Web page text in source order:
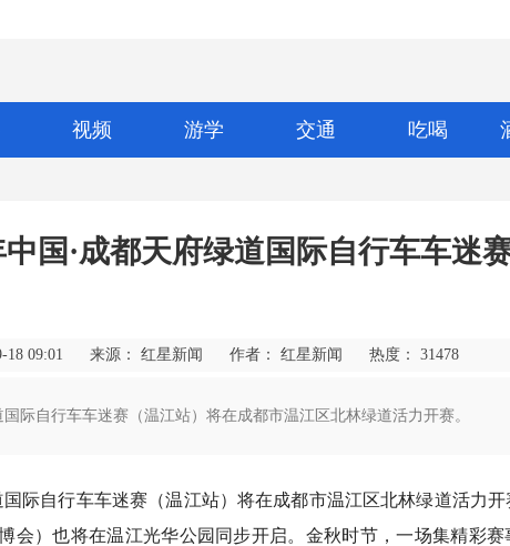
视频 游学 交通 吃喝
国·成都天府绿道国际自行车车迷
18 09:01 来源： 红星新闻 作者： 红星新闻 热度： 31478
际自行车车迷赛（温江站）将在成都市温江区北林绿道活力开赛。
际自行车车迷赛（温江站）将在成都市温江区北林绿道活力
会）也将在温江光华公园同步开启。金秋时节，一场集精彩赛